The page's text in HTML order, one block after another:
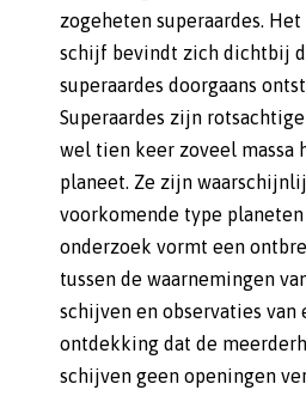
zogeheten superaardes.
schijf bevindt zich dichtbij
superaardes doorgaans
Superaardes zijn
wel tien keer zoveel massa
planeet. Ze zijn
voorkomende type
onderzoek vormt een
tussen de waarnemingen
schijven en observaties van
ontdekking dat de
schijven geen openingen